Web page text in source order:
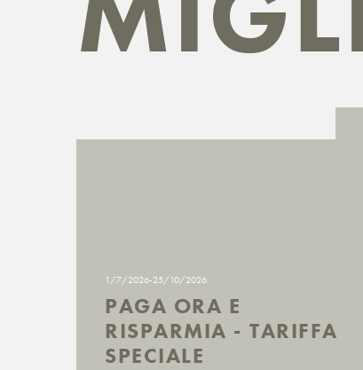
1/7/2026-25/10/2026
PAGA ORA E
RISPARMIA - TARIFFA
SPECIALE